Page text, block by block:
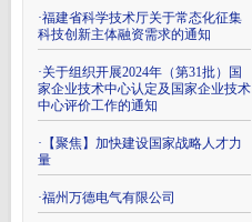
·福建省科学技术厅关于常态化征集
科技创新主体融资需求的通知
·关于组织开展2024年（第31批）国
家企业技术中心认定及国家企业技术
中心评价工作的通知
· 【聚焦】加快建设国家战略人才力
量
·福州万德电气有限公司